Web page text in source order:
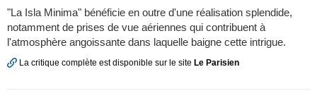
"La Isla Minima" bénéficie en outre d'une réalisation splendide,
notamment de prises de vue aériennes qui contribuent à
l'atmosphère angoissante dans laquelle baigne cette intrigue.
La critique complète est disponible sur le site Le Parisien